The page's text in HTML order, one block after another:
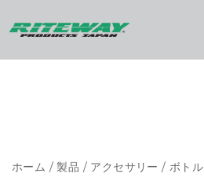
ホーム /製品 / アクセサリー /ボトル